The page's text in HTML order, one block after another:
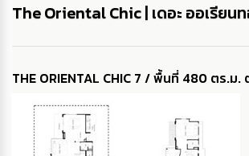
The Oriental Chic | เดอะ ออเรียน
THE ORIENTAL CHIC 7 / พื้นที่ 480 ตร.ม.